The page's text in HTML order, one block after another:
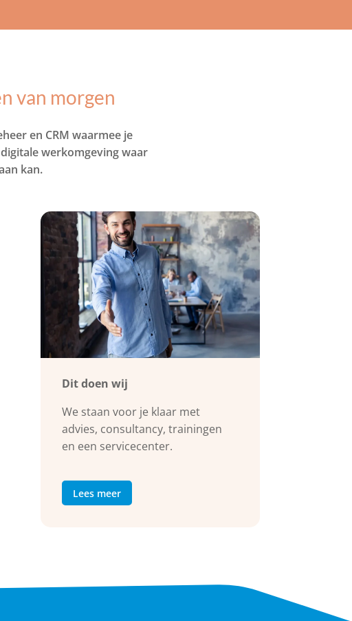
van morgen
en CRM waarmee je
werkomgeving waar
kan.
Dit doen wij
We staan voor je klaar met
advies, consultancy, trainingen
en een servicecenter.
Lees meer